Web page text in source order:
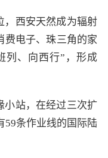
，西安天然成为辐射
费电子、珠三角的家
列、向西行”，形成
小站，在经过三次扩
59条作业线的国际陆